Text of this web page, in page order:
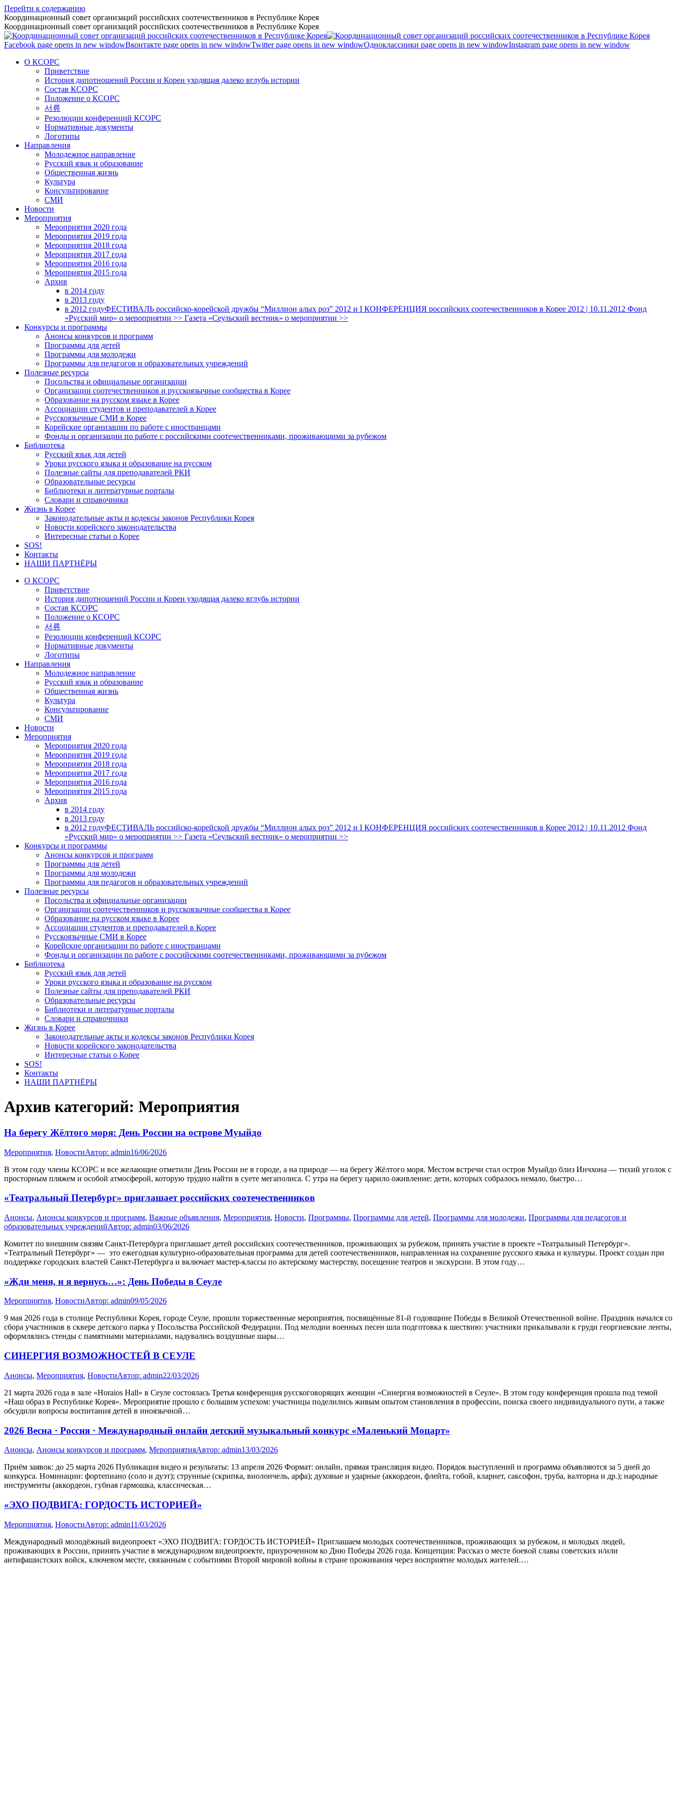
Перейти к содержанию
Координационный совет организаций российских соотечественников в Республике Корея
Координационный совет организаций российских соотечественников в Республике Корея
Facebook page opens in new windowВконтакте page opens in new windowTwitter page opens in new windowОдноклассники page opens in new windowInstagram page opens in new window
О КСОРС
Приветствие
История дипотношений России и Кореи уходящая далеко вглубь истории
Состав КСОРС
Положение о КСОРС
서류
Резолюции конференций КСОРС
Нормативные документы
Логотипы
Направления
Молодежное направление
Русский язык и образование
Общественная жизнь
Культура
Консультирование
СМИ
Новости
Мероприятия
Мероприятия 2020 года
Мероприятия 2019 года
Мероприятия 2018 годa
Мероприятия 2017 года
Мероприятия 2016 года
Мероприятия 2015 года
Архив
в 2014 году
в 2013 году
в 2012 годуФЕСТИВАЛЬ российско-корейской дружбы “Миллион алых роз” 2012 и I КОНФЕРЕНЦИЯ российских соотечественников в Корее 2012 | 10.11.2012 Фонд
«Русский мир» о мероприятии >> Газета «Сеульский вестник» о мероприятии >>
Конкурсы и программы
Анонсы конкурсов и программ
Программы для детей
Программы для молодежи
Программы для педагогов и образовательных учреждений
Полезные ресурсы
Посольства и официальные организации
Организации соотечественников и русскоязычные сообщества в Корее
Образование на русском языке в Корее
Ассоциации студентов и преподавателей в Корее
Русскоязычные СМИ в Корее
Корейские организации по работе с иностранцами
Фонды и организации по работе с российскими соотечественниками, проживающими за рубежом
Библиотека
Русский язык для детей
Уроки русского языка и образование на русском
Полезные сайты для преподавателей РКИ
Образовательные ресурсы
Библиотеки и литературные порталы
Словари и справочники
Жизнь в Корее
Законодательные акты и кодексы законов Республики Корея
Новости корейского законодательства
Интересные статьи о Корее
SOS!
Контакты
НАШИ ПАРТНЁРЫ
О КСОРС
Приветствие
История дипотношений России и Кореи уходящая далеко вглубь истории
Состав КСОРС
Положение о КСОРС
서류
Резолюции конференций КСОРС
Нормативные документы
Логотипы
Направления
Молодежное направление
Русский язык и образование
Общественная жизнь
Культура
Консультирование
СМИ
Новости
Мероприятия
Мероприятия 2020 года
Мероприятия 2019 года
Мероприятия 2018 годa
Мероприятия 2017 года
Мероприятия 2016 года
Мероприятия 2015 года
Архив
в 2014 году
в 2013 году
в 2012 годуФЕСТИВАЛЬ российско-корейской дружбы “Миллион алых роз” 2012 и I КОНФЕРЕНЦИЯ российских соотечественников в Корее 2012 | 10.11.2012 Фонд
«Русский мир» о мероприятии >> Газета «Сеульский вестник» о мероприятии >>
Конкурсы и программы
Анонсы конкурсов и программ
Программы для детей
Программы для молодежи
Программы для педагогов и образовательных учреждений
Полезные ресурсы
Посольства и официальные организации
Организации соотечественников и русскоязычные сообщества в Корее
Образование на русском языке в Корее
Ассоциации студентов и преподавателей в Корее
Русскоязычные СМИ в Корее
Корейские организации по работе с иностранцами
Фонды и организации по работе с российскими соотечественниками, проживающими за рубежом
Библиотека
Русский язык для детей
Уроки русского языка и образование на русском
Полезные сайты для преподавателей РКИ
Образовательные ресурсы
Библиотеки и литературные порталы
Словари и справочники
Жизнь в Корее
Законодательные акты и кодексы законов Республики Корея
Новости корейского законодательства
Интересные статьи о Корее
SOS!
Контакты
НАШИ ПАРТНЁРЫ
Архив категорий: Мероприятия
На берегу Жёлтого моря: День России на острове Муыйдо
Мероприятия, НовостиАвтор: admin16/06/2026
В этом году члены КСОРС и все желающие отметили День России не в городе, а на природе — на берегу Жёлтого моря. Местом встречи стал остров Муыйдо близ Инчхона — тихий уголок с
просторным пляжем и особой атмосферой, которую трудно найти в суете мегаполиса. С утра на берегу царило оживление: дети, которых собралось немало, быстро…
«Театральный Петербург» приглашает российских соотечественников
Анонсы, Анонсы конкурсов и программ, Важные объявления, Мероприятия, Новости, Программы, Программы для детей, Программы для молодежи, Программы для педагогов и
образовательных учрежденийАвтор: admin03/06/2026
Комитет по внешним связям Санкт-Петербурга приглашает детей российских соотечественников, проживающих за рубежом, принять участие в проекте «Театральный Петербург».
«Театральный Петербург» — это ежегодная культурно-образовательная программа для детей соотечественников, направленная на сохранение русского языка и культуры. Проект создан при
поддержке городских властей Санкт-Петербурга и включает мастер-классы по актерскому мастерству, посещение театров и экскурсии. В этом году…
«Жди меня, и я вернусь…»: День Победы в Сеуле
Мероприятия, НовостиАвтор: admin09/05/2026
9 мая 2026 года в столице Республики Корея, городе Сеуле, прошли торжественные мероприятия, посвящённые 81-й годовщине Победы в Великой Отечественной войне. Праздник начался со
сбора участников в сквере детского парка у Посольства Российской Федерации. Под мелодии военных песен шла подготовка к шествию: участники прикалывали к груди георгиевские ленты,
оформлялись стенды с памятными материалами, надувались воздушные шары…
СИНЕРГИЯ ВОЗМОЖНОСТЕЙ В СЕУЛЕ
Анонсы, Мероприятия, НовостиАвтор: admin22/03/2026
21 марта 2026 года в зале «Horaios Hall» в Сеуле состоялась Третья конференция русскоговорящих женщин «Синергия возможностей в Сеуле». В этом году конференция прошла под темой
«Наш образ в Республике Корея». Мероприятие прошло с большим успехом: участницы поделились живым опытом становления в профессии, поиска своего индивидуального пути, а также
обсудили вопросы воспитания детей в иноязычной…
2026 Весна · Россия · Международный онлайн детский музыкальный конкурс «Маленький Моцарт»
Анонсы, Анонсы конкурсов и программ, МероприятияАвтор: admin13/03/2026
Приём заявок: до 25 марта 2026 Публикация видео и результаты: 13 апреля 2026 Формат: онлайн, прямая трансляция видео. Порядок выступлений и программа объявляются за 5 дней до
конкурса. Номинации: фортепиано (соло и дуэт); струнные (скрипка, виолончель, арфа); духовые и ударные (аккордеон, флейта, гобой, кларнет, саксофон, труба, валторна и др.); народные
инструменты (аккордеон, губная гармошка, классическая…
«ЭХО ПОДВИГА: ГОРДОСТЬ ИСТОРИЕЙ»
Мероприятия, НовостиАвтор: admin11/03/2026
Международный молодёжный видеопроект «ЭХО ПОДВИГА: ГОРДОСТЬ ИСТОРИЕЙ» Приглашаем молодых соотечественников, проживающих за рубежом, и молодых людей,
проживающих в России, принять участие в международном видеопроекте, приуроченном ко Дню Победы 2026 года. Концепция: Рассказ о месте боевой славы советских и/или
антифашистских войск, ключевом месте, связанным с событиями Второй мировой войны в стране проживания через восприятие молодых жителей.…